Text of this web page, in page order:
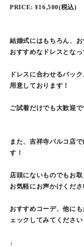
PRICE: ¥16,500(税込)
結婚式にはもちろん、
おすすめなドレスとな
ドレスに合わせるバッ
用意しております！
ご試着だけでも大歓迎
また、吉祥寺パルコ店
す！
店頭にないものでもお
お気軽にお声かけくださ
おすすめコーデ、他に
ェックしてみてください
↓